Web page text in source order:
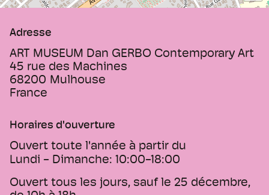
Adresse
ART MUSEUM Dan GERBO Contemporary Art
45 rue des Machines
68200 Mulhouse
France
Horaires d'ouverture
Ouvert toute l'année à partir du
Lundi - Dimanche: 10:00-18:00
Ouvert tous les jours, sauf le 25 décembre,